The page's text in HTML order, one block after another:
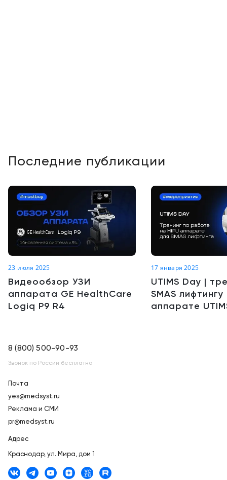
Последние публикации
23 июля 2025
Видеообзор УЗИ
аппарата GE HealthCare
Logiq P9 R4
17 января 2025
UTIMS Day |
SMAS
аппарате
8 (800) 500-90-93
Звонок по России бесплатно
Почта
yes@medsyst.ru
Реклама и СМИ
pr@medsyst.ru
Адрес
Краснодар, ул. Мира, дом 1